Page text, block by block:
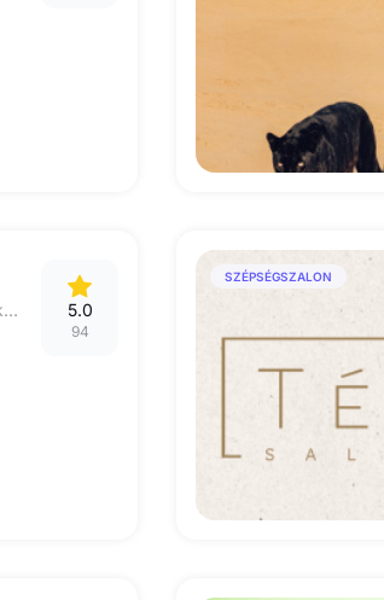
1188 Budapest, Imre Udvar, Nagykőrösi út 73 5.0
94
SZÉPSÉGSZALON